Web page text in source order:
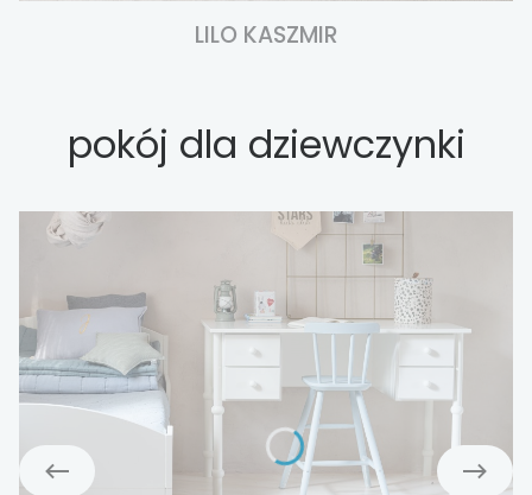
LILO KASZMIR
pokój dla dziewczynki